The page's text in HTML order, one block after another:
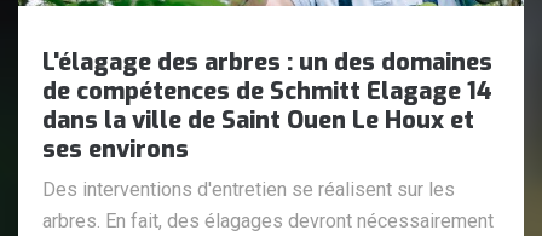
L'élagage des arbres : un des domaines
de compétences de Schmitt Elagage 14
dans la ville de Saint Ouen Le Houx et
ses environs
Des interventions d'entretien se réalisent sur les
arbres. En fait, des élagages devront nécessairement